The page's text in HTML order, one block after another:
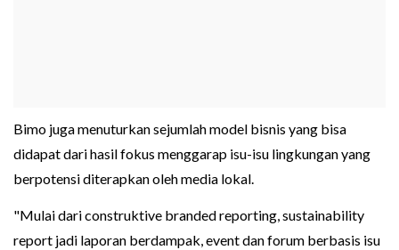
Bimo juga menuturkan sejumlah model bisnis yang bisa
didapat dari hasil fokus menggarap isu-isu lingkungan yang
berpotensi diterapkan oleh media lokal.
"Mulai dari construktive branded reporting, sustainability
report jadi laporan berdampak, event dan forum berbasis isu